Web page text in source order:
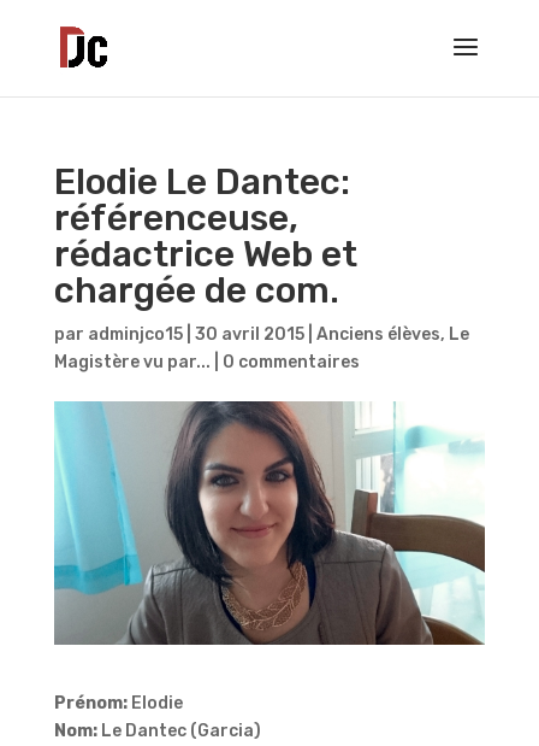
Elodie Le Dantec:
référenceuse,
rédactrice Web et
chargée de com.
par adminjco15| 30 avril 2015| Anciens élèves, Le
Magistère vu par...
0 commentaires
Prénom:Elodie
Nom:Le Dantec (Garcia)